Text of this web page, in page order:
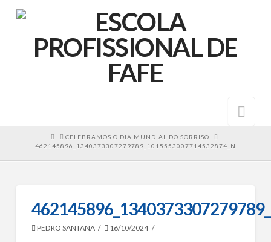
HOMECELEBRAMOS O DIA MUNDIAL DO SORRISO
462145896_1340373307279789_1015553007714532874_N
PEDRO SANTANA 16/10/2024